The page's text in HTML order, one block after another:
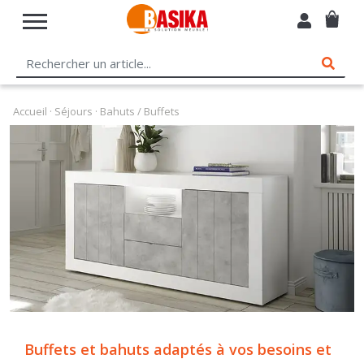
Accueil · Séjours · Bahuts / Buffets
Buffets et bahuts adaptés à vos besoins et